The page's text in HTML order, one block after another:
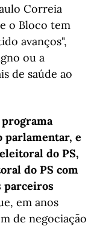
Correia
o Bloco tem
avanços",
ou a
de saúde ao
e
do PS,
do PS com
parceiros
em anos
de negociação